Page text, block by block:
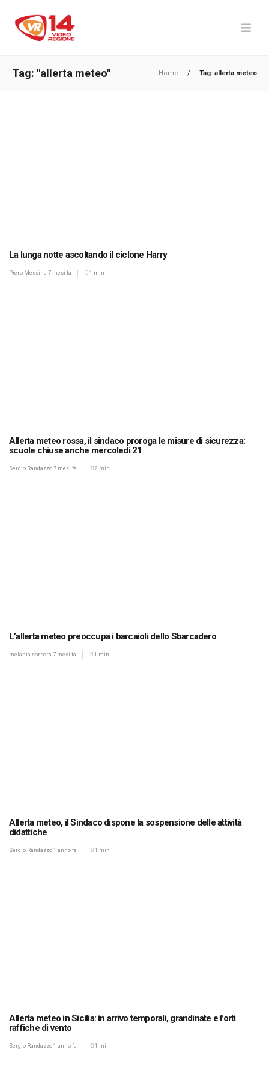
Tag: "allerta meteo" Home / Tag: allerta meteo
La lunga notte ascoltando il ciclone Harry
Piero Messina 7 mesi fa 1 min
Allerta meteo rossa, il sindaco proroga le misure di sicurezza:
scuole chiuse anche mercoledì 21
Sergio Randazzo 7 mesi fa 2 min
L’allerta meteo preoccupa i barcaioli dello Sbarcadero
melania sorbera 7 mesi fa 1 min
Allerta meteo, il Sindaco dispone la sospensione delle attività
didattiche
Sergio Randazzo 1 anno fa 1 min
Allerta meteo in Sicilia: in arrivo temporali, grandinate e forti
raffiche di vento
Sergio Randazzo 1 anno fa 1 min